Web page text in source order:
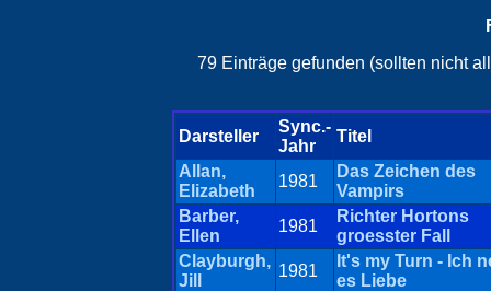
79 Einträge gefunden (sollten nicht
Darsteller
Sync.-
Jahr
Titel
Allan,
Elizabeth
1981
Das Zeichen des
Vampirs
Barber,
Ellen
1981
Richter Hortons
groesster Fall
Clayburgh,
Jill
1981
It's my Turn - Ich
es Liebe